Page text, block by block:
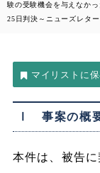
験の受験機会を与えなか
25日判決～ ニューズレタ
Ⅰ 事案の概
本件は、被告